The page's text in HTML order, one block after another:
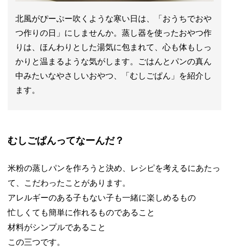
北風がぴーぷー吹くような寒い日は、「おうちでおや
つ作りの日」にしませんか。蒸し器を使ったおやつ作
りは、ほんわりとした湯気に包まれて、心も体もしっ
かりと温まるような気がします。ごはんとパンの真ん
中みたいなやさしいおやつ、「むしごぱん」を紹介し
ます。
むしごぱんってなーんだ？
米粉の蒸しパンを作ろうと決め、レシピを考えるにあたっ
て、こだわったことがあります。
アレルギーのある子もない子も一緒に楽しめるもの
忙しくても簡単に作れるものであること
材料がシンプルであること
この三つです。